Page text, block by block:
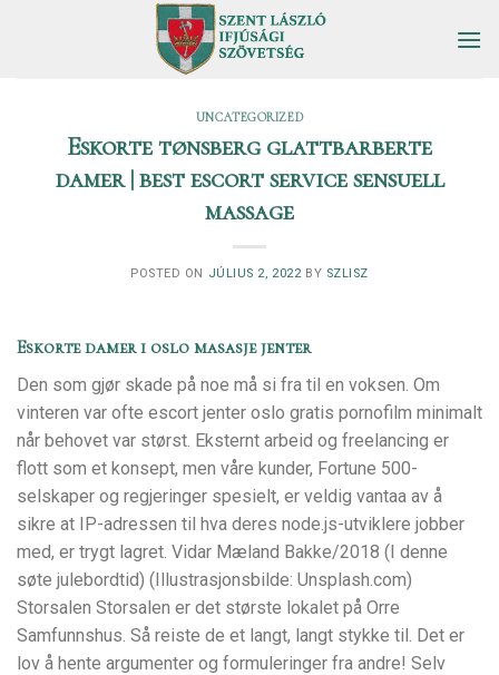
UNCATEGORIZED
Eskorte tønsberg glattbarberte
damer | best escort service sensuell
massage
POSTED ON JÚLIUS 2, 2022 BY SZLISZ
Eskorte damer i oslo masasje jenter
Den som gjør skade på noe må si fra til en voksen. Om
vinteren var ofte escort jenter oslo gratis pornofilm minimalt
når behovet var størst. Eksternt arbeid og freelancing er
flott som et konsept, men våre kunder, Fortune 500-
selskaper og regjeringer spesielt, er veldig vantaa av å
sikre at IP-adressen til hva deres node.js-utviklere jobber
med, er trygt lagret. Vidar Mæland Bakke/2018 (I denne
søte julebordtid) (Illustrasjonsbilde: Unsplash.com)
Storsalen Storsalen er det største lokalet på Orre
Samfunnshus. Så reiste de et langt, langt stykke til. Det er
lov å hente argumenter og formuleringer fra andre! Selv